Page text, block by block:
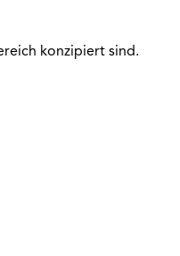
konzipiert sind.